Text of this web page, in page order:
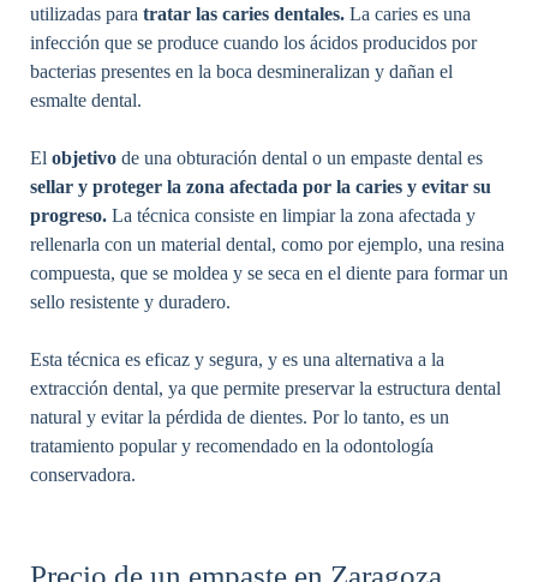
utilizadas para tratar las caries dentales. La caries es una
infección que se produce cuando los ácidos producidos por
bacterias presentes en la boca desmineralizan y dañan el
esmalte dental.
El objetivo de una obturación dental o un empaste dental es
sellar y proteger la zona afectada por la caries y evitar su
progreso. La técnica consiste en limpiar la zona afectada y
rellenarla con un material dental, como por ejemplo, una resina
compuesta, que se moldea y se seca en el diente para formar un
sello resistente y duradero.
Esta técnica es eficaz y segura, y es una alternativa a la
extracción dental, ya que permite preservar la estructura dental
natural y evitar la pérdida de dientes. Por lo tanto, es un
tratamiento popular y recomendado en la odontología
conservadora.
Precio de un empaste en Zaragoza